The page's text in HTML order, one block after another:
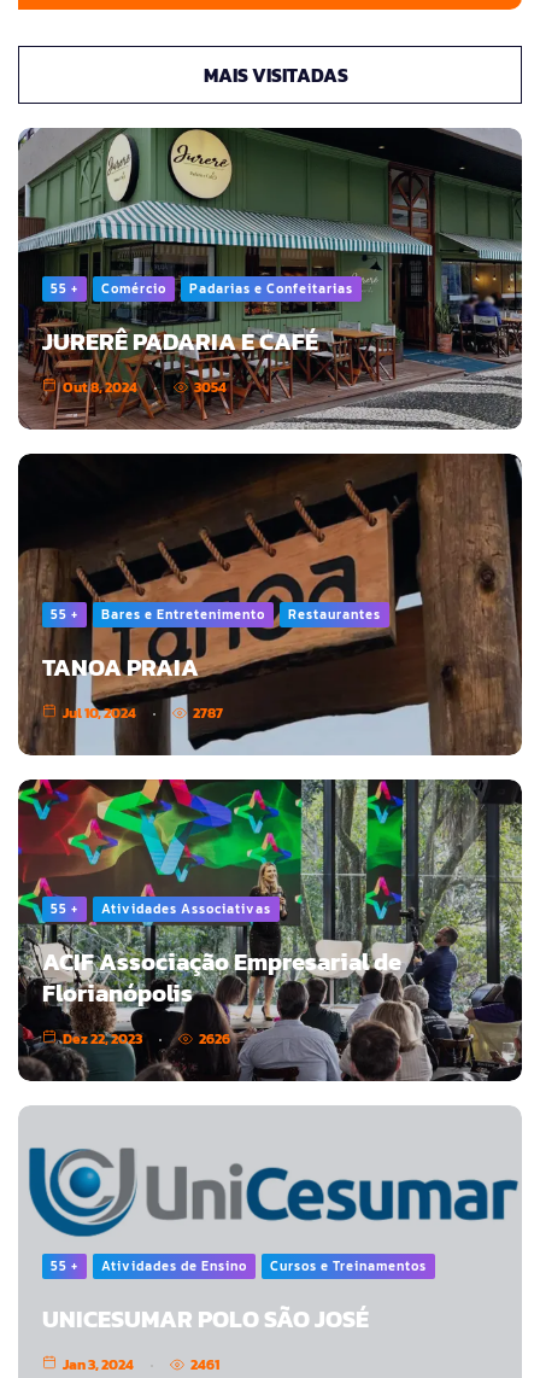
MAIS VISITADAS
55 + Comércio Padarias e Confeitarias
JURERÊ PADARIA E CAFÉ
Out 8, 2024 3054
55 + Bares e Entretenimento Restaurantes
TANOA PRAIA
Jul 10, 2024 2787
55 + Atividades Associativas
ACIF Associação Empresarial de
Florianópolis
Dez 22, 2023 2626
55 + Atividades de Ensino Cursos e Treinamentos
UNICESUMAR POLO SÃO JOSÉ
Jan 3, 2024 2461